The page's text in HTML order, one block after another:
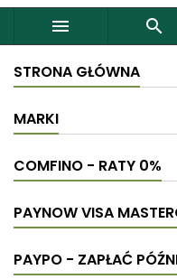
 
STRONA GŁÓWNA
MARKI
COMFINO - RATY 0%
PAYNOW VISA
PAYPO - ZAPŁAĆ